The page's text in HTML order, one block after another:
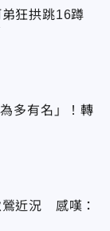
弟狂拱跳16蹲
多有名」！轉
鶯近況 感嘆：